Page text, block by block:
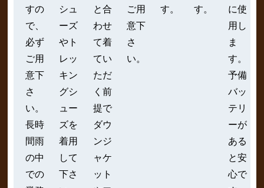
すの
で、
必ず
ご用
意下
さ
い。
長時
間雨
の中
での
シュ
ーズ
やト
レッ
キン
グシ
ュー
ズを
着用
して
下さ
と合
わせ
て着
てい
ただ
く前
提で
ダウ
ンジ
ャケ
ット
ご用
意下
さ
い。
す。
す。
に使
用し
ま
す。
予備
バッ
テリ
ーが
ある
と安
心で